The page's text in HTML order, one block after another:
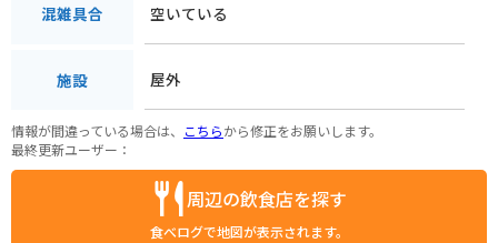
混雑具合 空いている
施設 屋外
情報が間違っている場合は、 こちらから修正をお願いします。
最終更新ユーザー：
周辺の飲食店を探す
食べログで地図が表示されます。